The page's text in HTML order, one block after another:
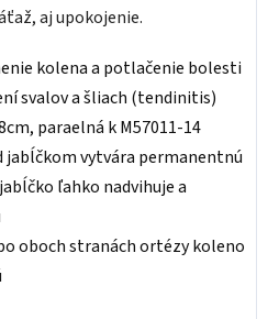
aj upokojenie.
kolena a potlačenie bolesti
svalov a šliach (tendinitis)
paraelná k M57011-14
jabĺčkom vytvára permanentnú
ľahko nadvihuje a
oboch stranách ortézy koleno